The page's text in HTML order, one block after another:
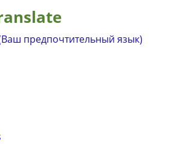
предпочтительный язык)